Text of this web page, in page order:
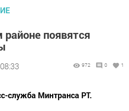
появятся
972 0 1
служба Минтранса РТ.